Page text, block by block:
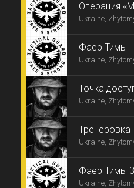
Операция
Ukraine,
Фаер Тимы
Ukraine,
Точка
Ukraine,
Тренеровка
Ukraine,
Фаер Тимы
Ukraine,